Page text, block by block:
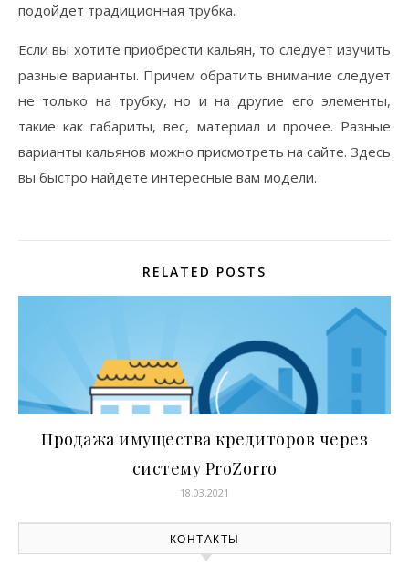
подойдет традиционная трубка.
Если вы хотите приобрести кальян, то следует изучить
разные варианты. Причем обратить внимание следует
не только на трубку, но и на другие его элементы,
такие как габариты, вес, материал и прочее. Разные
варианты кальянов можно присмотреть на сайте. Здесь
вы быстро найдете интересные вам модели.
RELATED POSTS
Продажа имущества кредиторов через
систему ProZorro
18.03.2021
КОНТАКТЫ